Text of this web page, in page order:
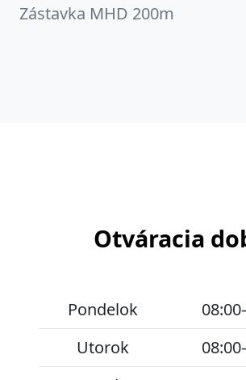
Zástavka MHD 200m
Otváracia
Pondelok
Utorok